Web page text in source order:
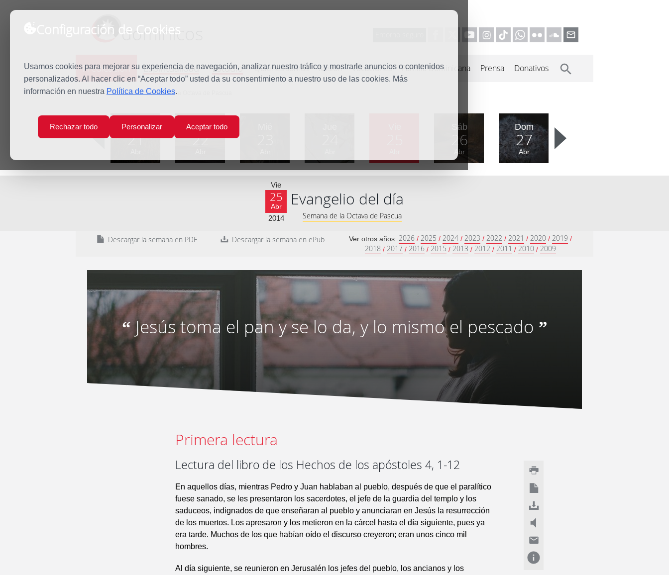
Configuración de Cookies
Usamos cookies para mejorar su experiencia de navegación, analizar nuestro tráfico y mostrarle anuncios o contenidos
personalizados. Al hacer clic en “Aceptar todo” usted da su consentimiento a nuestro uso de las cookies. Más
información en nuestra Política de Cookies.
Rechazar todo Personalizar Aceptar todo
dominicos
Predicación Espiritualidad Estudio Quiénes somos Misión Vocaciones Familia Dominicana Prensa Donativos
Inicio Predicación Viernes de la Octava de Pascua
Lun
21
Mar
22
Sáb
26
Abr
Dom
27
Abr
Vie
25
Abr
2014
Evangelio del día
Semana de la Octava de Pascua
Descargar la semana en PDF Descargar la semana en ePub Ver otros años: 2026 / 2025 / 2024 / 2023 / 2022 / 2021 / 2020 / 2019 /
2018 / 2017 / 2016 / 2015 / 2013 / 2012 / 2011 / 2010 / 2009
“ Jesús toma el pan y se lo da, y lo mismo el pescado ”
Primera lectura
Lectura del libro de los Hechos de los apóstoles 4, 1-12
En aquellos días, mientras Pedro y Juan hablaban al pueblo, después de que el paralítico
fuese sanado, se les presentaron los sacerdotes, el jefe de la guardia del templo y los
saduceos, indignados de que enseñaran al pueblo y anunciaran en Jesús la resurrección
de los muertos. Los apresaron y los metieron en la cárcel hasta el día siguiente, pues ya
era tarde. Muchos de los que habían oído el discurso creyeron; eran unos cinco mil
hombres.
Al día siguiente, se reunieron en Jerusalén los jefes del pueblo, los ancianos y los